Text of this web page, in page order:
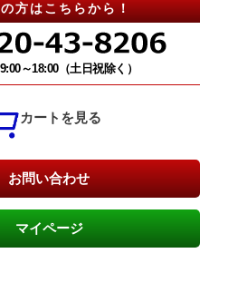
方はこちらから！
9:00～18:00（土日祝除く）
カートを見る
お問い合わせ
マイページ